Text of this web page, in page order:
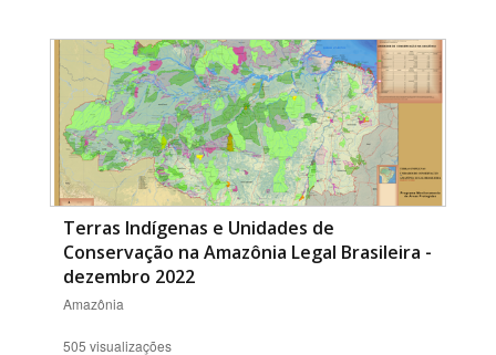
Terras Indígenas e Unidades de
Conservação na Amazônia Legal Brasileira -
dezembro 2022
Amazônia
505 visualizações